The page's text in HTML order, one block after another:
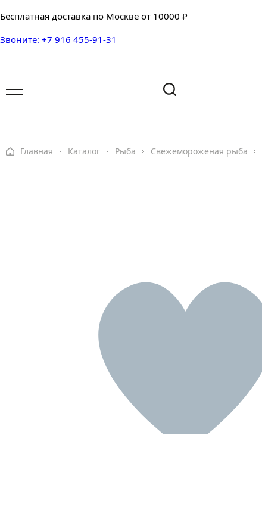
Бесплатная доставка по Москве от 10000 ₽
Звоните: +7 916 455-91-31
Главная Каталог Рыба Свежемороженая рыба
Ваш вопрос